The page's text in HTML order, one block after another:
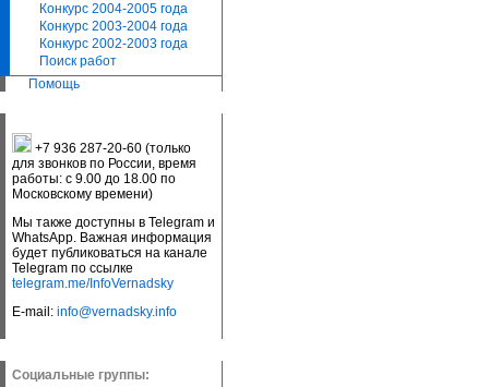
Конкурс 2004-2005 года
Конкурс 2003-2004 года
Конкурс 2002-2003 года
Поиск работ
Помощь
+7 936 287-20-60 (только
для звонков по России, время
работы: с 9.00 до 18.00 по
Московскому времени)
Мы также доступны в Telegram и
WhatsApp. Важная информация
будет публиковаться на канале
Telegram по ссылке
telegram.me/InfoVernadsky
E-mail: info@vernadsky.info
Социальные группы: